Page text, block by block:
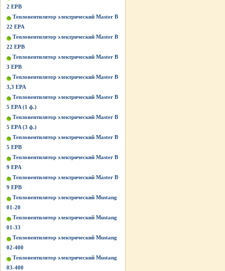
2 EPB
Тепловентилятор электрический Master B
22 EPA
Тепловентилятор электрический Master B
22 EPB
Тепловентилятор электрический Master B
3 EPB
Тепловентилятор электрический Master B
3,3 EPA
Тепловентилятор электрический Master B
5 EPA (1 ф.)
Тепловентилятор электрический Master B
5 EPA (3 ф.)
Тепловентилятор электрический Master B
5 EPB
Тепловентилятор электрический Master B
9 EPA
Тепловентилятор электрический Master B
9 EPB
Тепловентилятор электрический Mustang
01-20
Тепловентилятор электрический Mustang
01-33
Тепловентилятор электрический Mustang
02-400
Тепловентилятор электрический Mustang
03-400